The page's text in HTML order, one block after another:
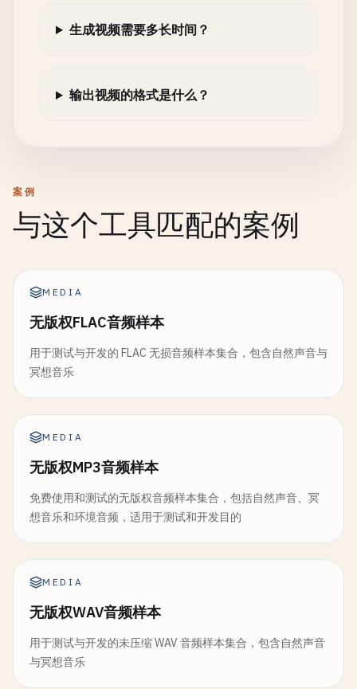
生成视频需要多长时间？
输出视频的格式是什么？
案例
与这个工具匹配的案例
MEDIA
无版权FLAC音频样本
用于测试与开发的 FLAC 无损音频样本集合，包含自然声音与
冥想音乐
MEDIA
无版权MP3音频样本
免费使用和测试的无版权音频样本集合，包括自然声音、冥
想音乐和环境音频，适用于测试和开发目的
MEDIA
无版权WAV音频样本
用于测试与开发的未压缩 WAV 音频样本集合，包含自然声音
与冥想音乐